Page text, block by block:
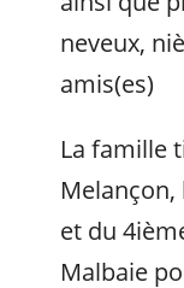
neveux,
amis(es)
La famille
Melançon,
et du
Malbaie